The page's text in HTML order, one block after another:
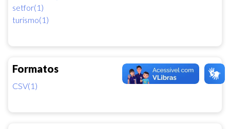
setfor(1)
turismo(1)
Formatos
CSV(1)